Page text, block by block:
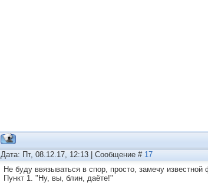
Дата: Пт, 08.12.17, 12:13 | Сообщение # 17
Не буду ввязываться в спор, просто, замечу известной
Пункт 1. "Ну, вы, блин, даёте!"